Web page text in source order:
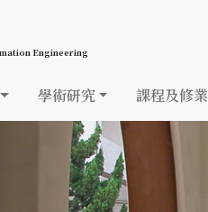
Engineering
學術研究 課程及修業